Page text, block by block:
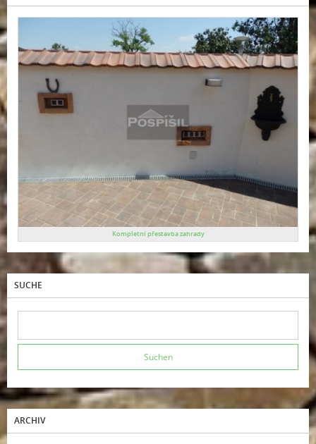
Kompletní přestavba zahrady
SUCHE
ARCHIV